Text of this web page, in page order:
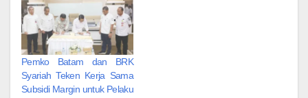
Pemko Batam dan BRK
Syariah Teken Kerja Sama
Subsidi Margin untuk Pelaku